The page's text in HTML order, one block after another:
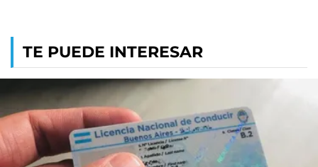
TE PUEDE INTERESAR